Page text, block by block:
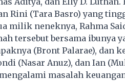
Rini (Tara Basro) yang
milik neneknya, Rahma
tersebut bersama ibunya
(Bront Palarae),
(Nasar Anuz), dan Ian
masalah